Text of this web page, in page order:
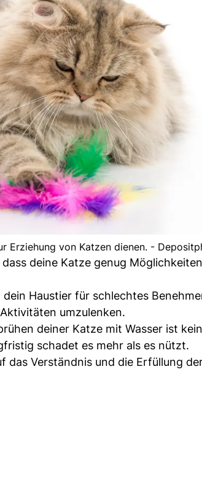
Erziehung von Katzen dienen. -
dass deine Katze genug
Haustier für schlechtes
umzulenken.
deiner Katze mit Wasser ist
schadet es mehr als es nützt.
das Verständnis und die Erfüllung